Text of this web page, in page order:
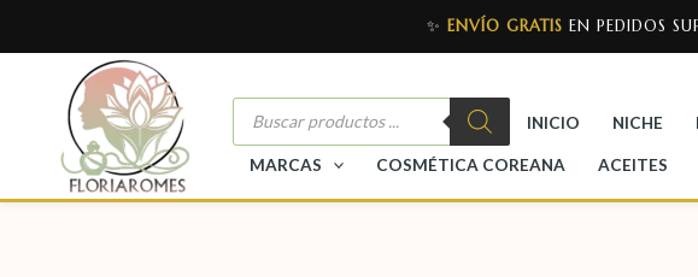
✨ ENVÍO GRATIS EN PEDIDOS
INICIO NICHE
MARCAS COSMÉTICA COREANA ACEITES